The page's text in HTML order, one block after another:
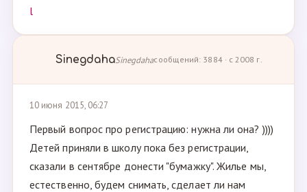
l
SinegdahaSinegdahaсообщений: 3884 · с 2008 г.
10 июня 2015, 06:27
Первый вопрос про регистрацию: нужна ли она? ))))
Детей приняли в школу пока без регистрации,
сказали в сентябре донести "бумажку". Жилье мы,
естественно, будем снимать, сделает ли нам